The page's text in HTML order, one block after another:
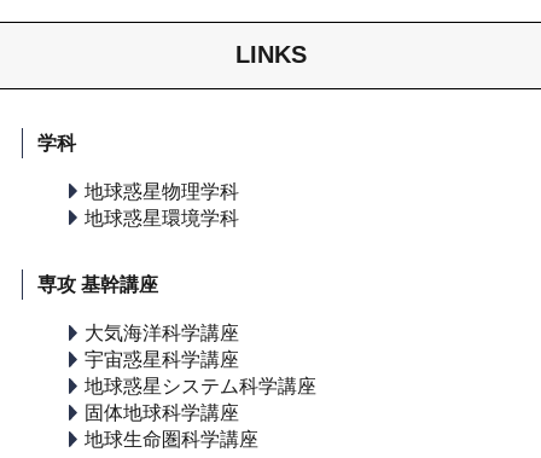
LINKS
学科
地球惑星物理学科
地球惑星環境学科
専攻 基幹講座
大気海洋科学講座
宇宙惑星科学講座
地球惑星システム科学講座
固体地球科学講座
地球生命圏科学講座